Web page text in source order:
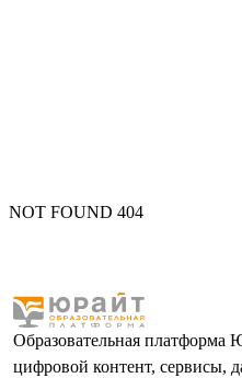
NOT FOUND 404
Образовательная платформа
цифровой контент, сервисы,